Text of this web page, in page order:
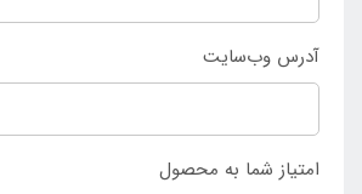
آدرس وب‌سایت
امتیاز شما به محصول